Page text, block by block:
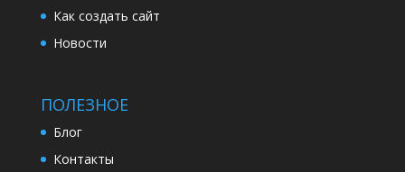
Как создать сайт
Новости
ПОЛЕЗНОЕ
Блог
Контакты